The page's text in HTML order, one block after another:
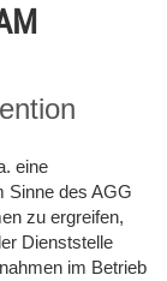
eine
Sinne des AGG
zu ergreifen,
Dienststelle
im Betrieb